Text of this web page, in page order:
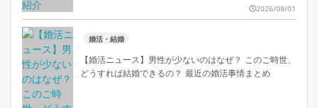
2026/08/01
婚活・結婚
【婚活ニュース】男性が少ないのはなぜ？ このご時世、
どうすれば結婚できるの？ 最近の婚活事情まとめ